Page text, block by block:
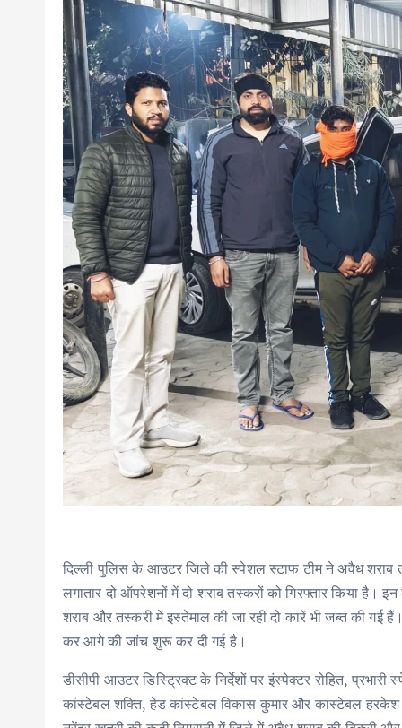
दिल्ली पुलिस के आउटर जिले की स्पेशल स्टाफ टीम ने अवैध शराब
लगातार दो ऑपरेशनों में दो शराब तस्करों को गिरफ्तार किया है।
शराब और तस्करी में इस्तेमाल की जा रही दो कारें भी जब्त की
कर आगे की जांच शुरू कर दी गई है।
डीसीपी आउटर डिस्ट्रिक्ट के निर्देशों पर इंस्पेक्टर रोहित,
कांस्टेबल शक्ति, हेड कांस्टेबल विकास कुमार और कांस्टेबल हरकेश